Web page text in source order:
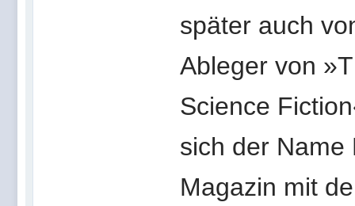
später auch
Ableger von
Science
sich der Name
Magazin mit